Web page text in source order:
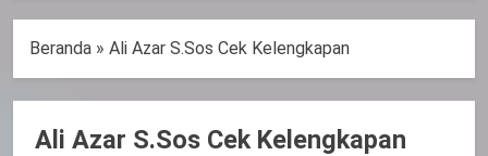
Beranda » Ali Azar S.Sos Cek Kelengkapan
Ali Azar S.Sos Cek Kelengkapan